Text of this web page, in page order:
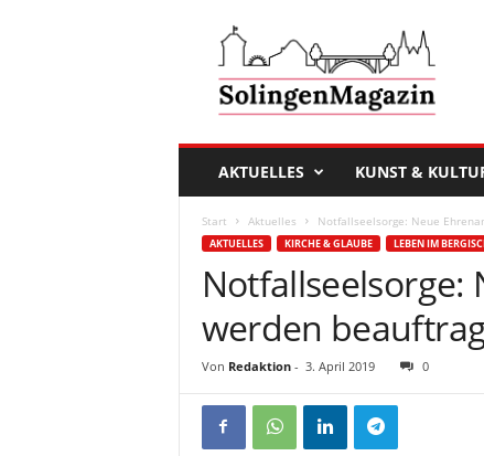
i
AKTUELLES KUNST &
Start Aktuelles Notfallseelsorge: Neue
AKTUELLES KIRCHE & GLAUBE LEBEN IM
Notfallseelsorge:
werden
Von Redaktion- 3. April 2019 0